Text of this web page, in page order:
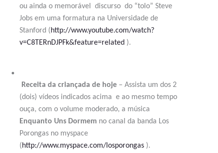
ou ainda o memorável discurso do “tolo” Steve
Jobs em uma formatura na Universidade de
Stanford (http://www.youtube.com/watch?
v=C8TERnDJPFk&feature=related ).
Receita da criançada de hoje – Assista um dos 2
(dois) vídeos indicados acima e ao mesmo tempo
ouça, com o volume moderado, a música
Enquanto Uns Dormem no canal da banda Los
Porongas no myspace
(http://www.myspace.com/losporongas ).